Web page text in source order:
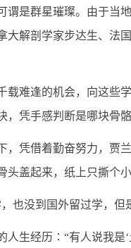
群星璀璨。由于当地
大解剖学家步达生、法
难逢的机会，向这些学
，凭手感判断是哪块骨
借着勤奋努力，贾兰
头盖起来，纸上只撕个
没到国外留过学，但
经历∶“有人说我是‘土